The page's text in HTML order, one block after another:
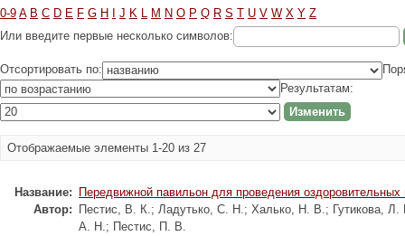
0-9 A B C D E F G H J K L M N O P Q R S T U V W X Y Z
Или введите первые несколько символов:
Отсортировать по:
Результатам:
Отображаемые элементы 1-20 из 27
Название:
Передвижной павильон для проведения оздоровительных
Автор:
Пестис, В. К.; Ладутько, С. Н.; Халько, Н. В.; Гутикова, Л.
А. Н.; Пестис, П. В.